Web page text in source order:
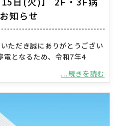
知らせ
ただき誠にありがとうござい
電となるため、令和7年4
...続きを読む